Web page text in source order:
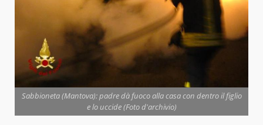
Sabbioneta (Mantova): padre dà fuoco alla casa con dentro il figlio
e lo uccide (Foto d'archivio)